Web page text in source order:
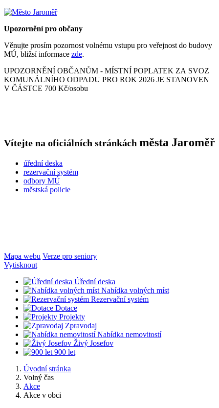
Upozornění pro občany
Věnujte prosím pozornost volnému vstupu pro veřejnost do budovy
MÚ, bližsí informace zde.
UPOZORNĚNÍ OBČANŮM - MÍSTNÍ POPLATEK ZA SVOZ
KOMUNÁLNÍHO ODPADU PRO ROK 2026 JE STANOVEN
V ČÁSTCE 700 Kč/osobu
Vítejte na oficiálních stránkách města Jaroměř
úřední deska
rezervační systém
odbory MÚ
městská policie
Mapa webu Verze pro seniory
Vytisknout
Úřední deska
Nabídka volných míst
Rezervační systém
Dotace
Projekty
Zpravodaj
Nabídka nemovitostí
Živý Josefov
900 let
Úvodní stránka
Volný čas
Akce
Akce v obci